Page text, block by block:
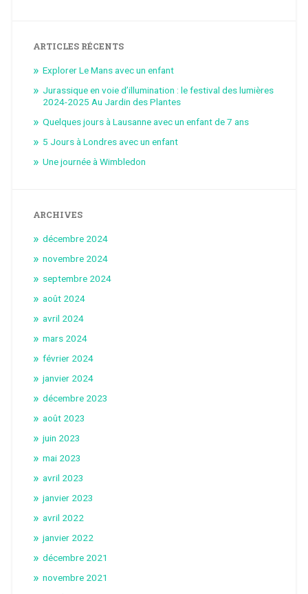
ARTICLES RÉCENTS
Explorer Le Mans avec un enfant
Jurassique en voie d’illumination : le festival des lumières
2024-2025 Au Jardin des Plantes
Quelques jours à Lausanne avec un enfant de 7 ans
5 Jours à Londres avec un enfant
Une journée à Wimbledon
ARCHIVES
décembre 2024
novembre 2024
septembre 2024
août 2024
avril 2024
mars 2024
février 2024
janvier 2024
décembre 2023
août 2023
juin 2023
mai 2023
avril 2023
janvier 2023
avril 2022
janvier 2022
décembre 2021
novembre 2021